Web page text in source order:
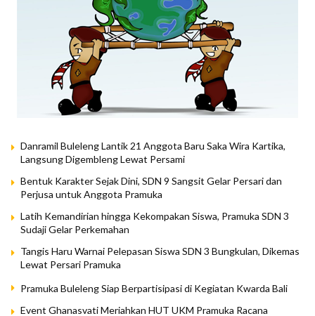
Danramil Buleleng Lantik 21 Anggota Baru Saka Wira Kartika,
Langsung Digembleng Lewat Persami
Bentuk Karakter Sejak Dini, SDN 9 Sangsit Gelar Persari dan
Perjusa untuk Anggota Pramuka
Latih Kemandirian hingga Kekompakan Siswa, Pramuka SDN 3
Sudaji Gelar Perkemahan
Tangis Haru Warnai Pelepasan Siswa SDN 3 Bungkulan, Dikemas
Lewat Persari Pramuka
Pramuka Buleleng Siap Berpartisipasi di Kegiatan Kwarda Bali
Event Ghanasvati Meriahkan HUT UKM Pramuka Racana